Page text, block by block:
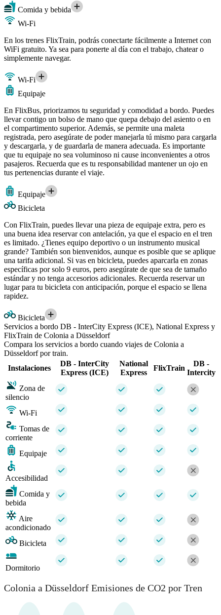
Comida y bebida
Wi-Fi
En los trenes FlixTrain, podrás conectarte fácilmente a Internet con
WiFi gratuito. Ya sea para ponerte al día con el trabajo, chatear o
simplemente navegar.
Wi-Fi
Equipaje
En FlixBus, priorizamos tu seguridad y comodidad a bordo. Puedes
llevar contigo un bolso de mano que quepa debajo del asiento o en
el compartimento superior. Además, se permite una maleta
registrada, pero asegúrate de poder manejarla tú mismo para cargarla
y descargarla, y de guardarla de manera adecuada. Es importante
que tu equipaje no sea voluminoso ni cause inconvenientes a otros
pasajeros. Recuerda que es tu responsabilidad mantener un ojo en
tus pertenencias durante el viaje.
Equipaje
Bicicleta
Con FlixTrain, puedes llevar una pieza de equipaje extra, pero es
una buena idea reservar con antelación, ya que el espacio en el tren
es limitado. ¿Tienes equipo deportivo o un instrumento musical
grande? También son bienvenidos, aunque es posible que se aplique
una tarifa adicional. Si vas en bicicleta, puedes aparcarla en zonas
específicas por solo 9 euros, pero asegúrate de que sea de tamaño
estándar y no tenga accesorios adicionales. Recuerda reservar un
lugar para tu bicicleta con anticipación, porque el espacio se llena
rapidez.
Bicicleta
Servicios a bordo DB - InterCity Express (ICE), National Express y
FlixTrain de Colonia a Düsseldorf
Compara los servicios a bordo cuando viajes de Colonia a
Düsseldorf por train.
Instalaciones
DB - InterCity
Express (ICE)
National
Express
FlixTrain
DB -
Intercity
Zona de
silencio
Wi-Fi
Tomas de
corriente
Equipaje
Accesibilidad
Comida y
bebida
Aire
acondicionado
Bicicleta
Dormitorio
Colonia a Düsseldorf Emisiones de CO2 por Tren